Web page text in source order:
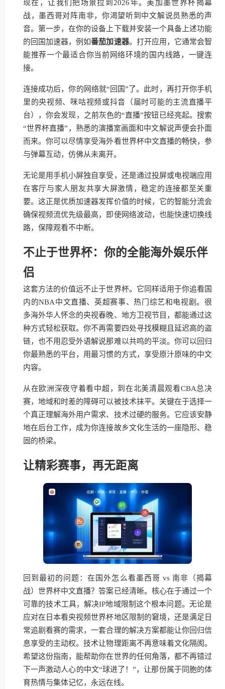
现在，让我们把场景拉到2026年。美加墨世界杯揭幕
战，墨西哥对阵南非，你渴望听到中文解说员熟悉的声
音。第一步，在你的设备上下载并安装一个具备上述功能
的回国加速器，例如番茄加速器。打开应用，它通常会智
能推荐一个最适合你当前网络环境的国内线路，一键连
接。
连接成功后，你的网络就“回国”了。此时，再打开你手机
里的央视频、咪咕视频或抖音（届时可能的主流直播平
台），你会发现，之前灰色的“直播”按钮已经亮起。搜索
“世界杯直播”，熟悉的演播室画面和中文解说声便会扑面
而来。你可以尽情享受海外看世界杯中文直播的畅快，参
与弹幕互动，仿佛从未离开。
无论是用手机小屏独自享受，还是通过投屏或电视端应用
在客厅与家人朋友共享大屏激情，稳定的连接都至关重
要。这正是优质加速器发挥价值的时候，它的智能分流会
确保视频流优先级最高，即使网络波动，也能快速切换线
路，保障观看不中断。
不止于世界杯：你的全能海外娱乐伴
侣
这套方法的价值远不止于世界杯。它同样适用于你追看国
内的NBA中文直播、英超赛事、热门综艺和电视剧。很
多海外华人怀念的央视春晚、地方卫视节目，都能通过这
种方式轻松获取。你不再需要四处寻找模糊且延迟高的盗
链，也不用忍受外语解说那难以共鸣的平淡。你可以回归
你最熟悉的平台，用最习惯的方式，享受原汁原味的中文
内容。
从在欧洲深夜守着看中超，到在北美清晨观看CBA总决
赛，地域和时差的障碍可以被技术抹平。关键在于选择一
个真正理解海外用户需求、技术过硬的服务。它应该安静
地在后台工作，成为你连接故乡文化生活的一座隐形、稳
固的桥梁。
让精彩赛事，再无距离
回到最初的问题：在国外怎么看墨西哥 vs 南非（揭幕
战）世界杯中文直播？答案已经清晰。核心在于通过一个
可靠的技术工具，解决IP地域限制这个根本问题。无论是
应对在日本看央视频世界杯地区限制的窘境，还是满足日
常追剧看赛的需求，一套合理的解决方案都能让你回归信
息享受的主动权。技术让物理距离不再意味着文化隔阂。
希望这份指南，能帮助你在世界的任何角落，都不再错过
下一声激动人心的中文“球进了！”，让那份属于同胞的体
育热情与集体记忆，永远在线。